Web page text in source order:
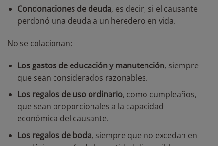
Condonaciones de deuda, es decir, si el causante
perdonó una deuda a un heredero en vida.
No se colacionan:
Los gastos de educación y manutención, siempre
que sean considerados razonables.
Los regalos de uso ordinario, como cumpleaños,
que sean proporcionales a la capacidad
económica del causante.
Los regalos de boda, siempre que no excedan en